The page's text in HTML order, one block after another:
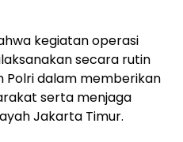
kegiatan operasi
secara rutin
Polri dalam memberikan
serta menjaga
Jakarta Timur.